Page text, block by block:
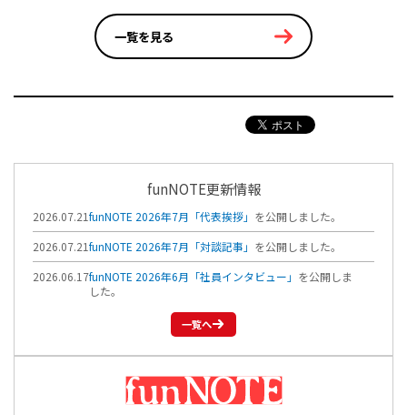
一覧を見る
funNOTE更新情報
2026.07.21funNOTE 2026年7月「代表挨拶」 を公開しました。
2026.07.21funNOTE 2026年7月「対談記事」 を公開しました。
2026.06.17funNOTE 2026年6月「社員インタビュー」 を公開しま
した。
一覧へ